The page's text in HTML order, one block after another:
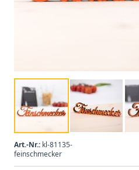
Art.-Nr.: kl-81135-
feinschmecker